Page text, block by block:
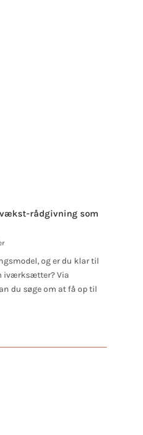
rådgivning som
og er du klar til
iværksætter? Via
du søge om at få op til